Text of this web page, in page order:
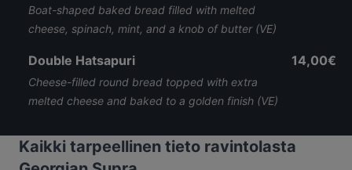
Boat-shaped baked bread filled with melted
cheese, spinach, mint, and a knob of butter (VE)
Double Hatsapuri
Cheese-filled round bread topped with extra
melted cheese and baked to a golden finish (VE)
14,00€
Kaikki tarpeellinen tieto ravintolasta